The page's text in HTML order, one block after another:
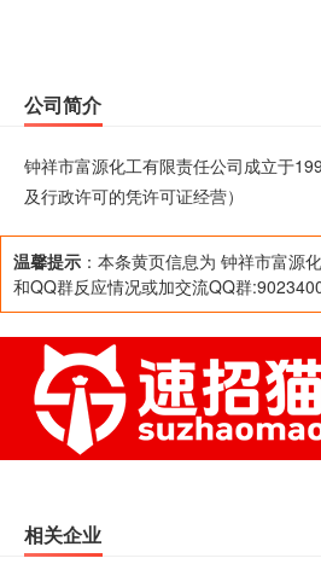
公司简介
钟祥市富源化工有限责任公司成立于
及行政许可的凭许可证经营）
温馨提示 ：本条黄页信息为 钟祥市富源
和QQ群反应情况或加交流QQ群
相关企业